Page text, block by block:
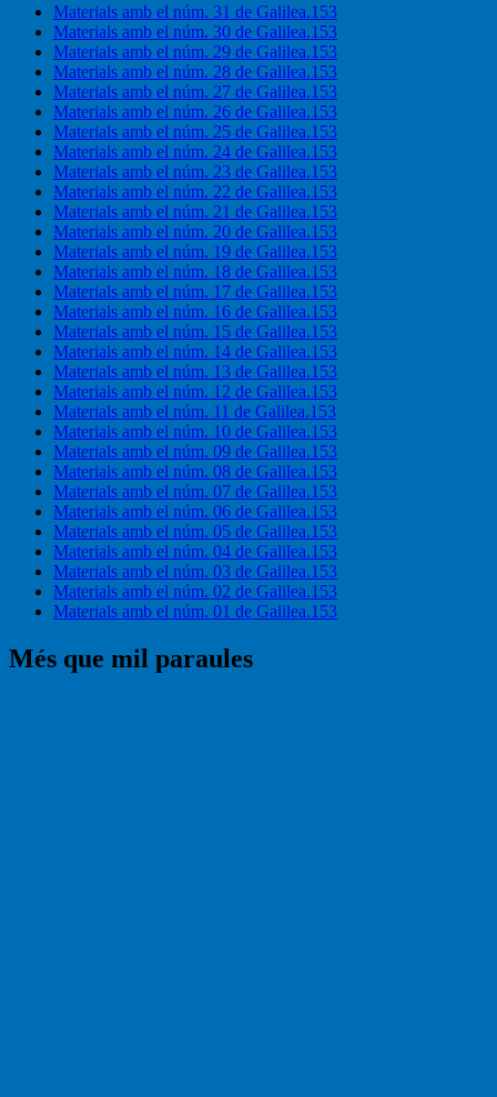
Materials amb el núm. 31 de Galilea.153
Materials amb el núm. 30 de Galilea.153
Materials amb el núm. 29 de Galilea.153
Materials amb el núm. 28 de Galilea.153
Materials amb el núm. 27 de Galilea.153
Materials amb el núm. 26 de Galilea.153
Materials amb el núm. 25 de Galilea.153
Materials amb el núm. 24 de Galilea.153
Materials amb el núm. 23 de Galilea.153
Materials amb el núm. 22 de Galilea.153
Materials amb el núm. 21 de Galilea.153
Materials amb el núm. 20 de Galilea.153
Materials amb el núm. 19 de Galilea.153
Materials amb el núm. 18 de Galilea.153
Materials amb el núm. 17 de Galilea.153
Materials amb el núm. 16 de Galilea.153
Materials amb el núm. 15 de Galilea.153
Materials amb el núm. 14 de Galilea.153
Materials amb el núm. 13 de Galilea.153
Materials amb el núm. 12 de Galilea.153
Materials amb el núm. 11 de Galilea.153
Materials amb el núm. 10 de Galilea.153
Materials amb el núm. 09 de Galilea.153
Materials amb el núm. 08 de Galilea.153
Materials amb el núm. 07 de Galilea.153
Materials amb el núm. 06 de Galilea.153
Materials amb el núm. 05 de Galilea.153
Materials amb el núm. 04 de Galilea.153
Materials amb el núm. 03 de Galilea.153
Materials amb el núm. 02 de Galilea.153
Materials amb el núm. 01 de Galilea.153
Més que mil paraules